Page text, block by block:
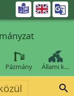

Pázmány Állami k…
